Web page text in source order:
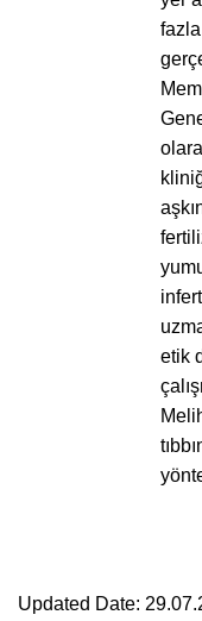
etik
Updated Date: